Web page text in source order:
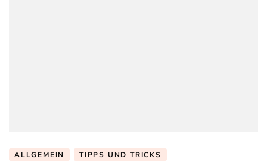
ALLGEMEIN TIPPS UND TRICKS